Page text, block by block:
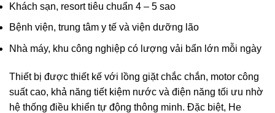
Khách sạn, resort tiêu chuẩn 4 – 5 sao
Bệnh viện, trung tâm y tế và viện dưỡng lão
Nhà máy, khu công nghiệp có lượng vải bẩn lớn mỗi ngày
Thiết bị được thiết kế với lồng giặt chắc chắn, motor công
suất cao, khả năng tiết kiệm nước và điện năng tối ưu nhờ
hệ thống điều khiển tự động thông minh. Đặc biệt, He